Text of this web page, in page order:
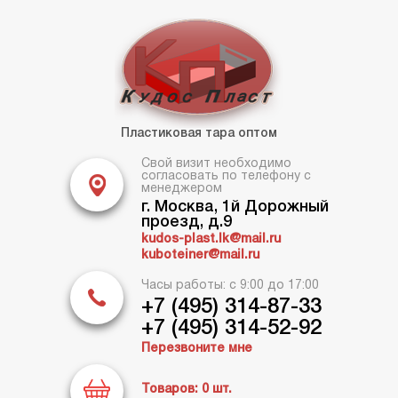
Пластиковая тара оптом
Свой визит необходимо
согласовать по телефону с
менеджером
г. Москва, 1й Дорожный
проезд, д.9
kudos-plast.lk@mail.ru
kuboteiner@mail.ru
Часы работы: с 9:00 до 17:00
+7 (495) 314-87-33
+7 (495) 314-52-92
Перезвоните мне
Товаров: 0шт.